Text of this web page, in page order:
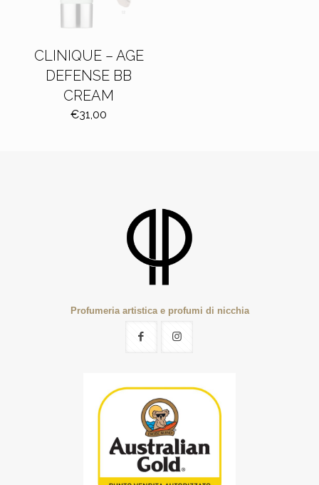
CLINIQUE – AGE
DEFENSE BB
CREAM
€31,00
Profumeria artistica e profumi di nicchia